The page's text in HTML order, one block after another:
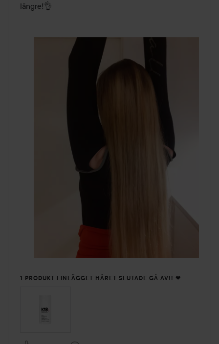
längre!👌
1 PRODUKT I INLÄGGET HÅRET SLUTADE GÅ AV!! ❤